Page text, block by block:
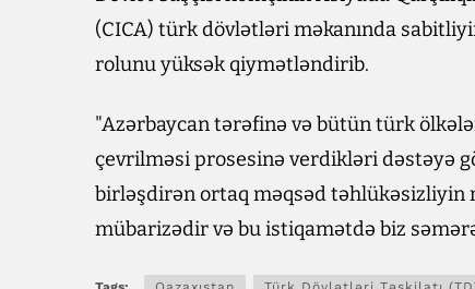
(CICA) türk dövlətləri məkanında
rolunu yüksək qiymətləndirib.
"Azərbaycan tərəfinə və bütün türk
çevrilməsi prosesinə verdikləri dəstəyə
birləşdirən ortaq məqsəd
mübarizədir və bu istiqamətdə biz